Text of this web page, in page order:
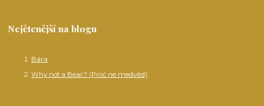
Nejčtenější na blogu
Bára
Why not a Bear? (Proč ne medvěd)